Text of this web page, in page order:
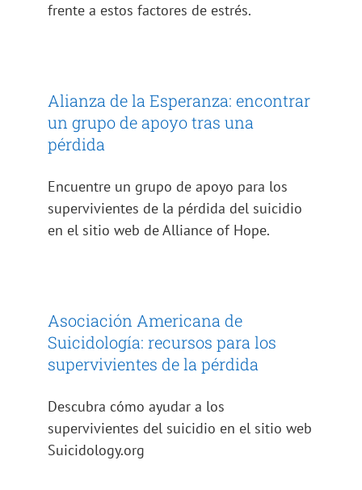
frente a estos factores de estrés.
Alianza de la Esperanza: encontrar
un grupo de apoyo tras una
pérdida
Encuentre un grupo de apoyo para los
supervivientes de la pérdida del suicidio
en el sitio web de Alliance of Hope.
Asociación Americana de
Suicidología: recursos para los
supervivientes de la pérdida
Descubra cómo ayudar a los
supervivientes del suicidio en el sitio web
Suicidology.org